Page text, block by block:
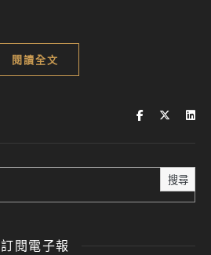
閱讀全文
搜尋
訂閱電子報